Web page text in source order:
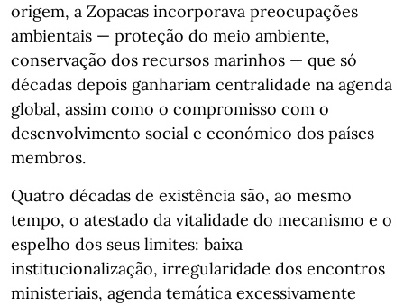
origem, a Zopacas incorporava preocupações
ambientais — proteção do meio ambiente,
conservação dos recursos marinhos — que só
décadas depois ganhariam centralidade na agenda
global, assim como o compromisso com o
desenvolvimento social e económico dos países
membros.
Quatro décadas de existência são, ao mesmo
tempo, o atestado da vitalidade do mecanismo e o
espelho dos seus limites: baixa
institucionalização, irregularidade dos encontros
ministeriais, agenda temática excessivamente